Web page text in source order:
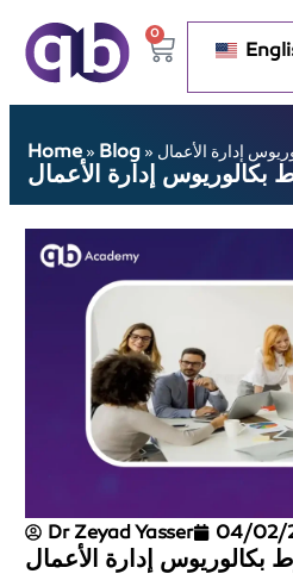
0
Home » Blog » إدارة الأعمال
إدارة الأعمال
Dr Zeyad Yasser 04/02/
بكالوريوس إدارة الأعمال